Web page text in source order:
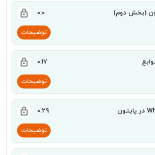
0:0
توضیحات
0:17
توضیحات
0:29
توضیحات